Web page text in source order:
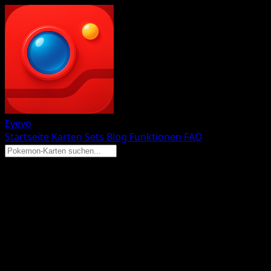
Eyevo
Startseite Karten Sets Blog Funktionen FAQ